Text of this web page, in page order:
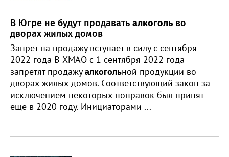
В Югре не будут продавать алкоголь во
дворах жилых домов
Запрет на продажу вступает в силу с сентября
2022 года В ХМАО с 1 сентября 2022 года
запретят продажуалкогольной продукции во
дворах жилых домов. Соответствующий закон за
исключением некоторых поправок был принят
еще в 2020 году. Инициаторами ...